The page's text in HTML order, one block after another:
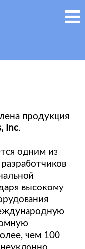
продукция
Inc.
одним из
высокому
чем 100